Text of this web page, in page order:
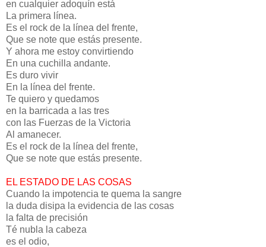
en cualquier adoquín está
La primera línea.
Es el rock de la línea del frente,
Que se note que estás presente.
Y ahora me estoy convirtiendo
En una cuchilla andante.
Es duro vivir
En la línea del frente.
Te quiero y quedamos
en la barricada a las tres
con las Fuerzas de la Victoria
Al amanecer.
Es el rock de la línea del frente,
Que se note que estás presente.
EL ESTADO DE LAS COSAS
Cuando la impotencia te quema la sangre
la duda disipa la evidencia de las cosas
la falta de precisión
Té nubla la cabeza
es el odio,